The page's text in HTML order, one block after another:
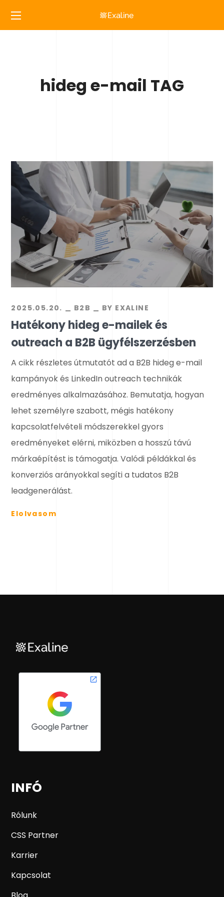
hideg e-mail TAG
2025.05.20. B2B BY EXALINE
Hatékony hideg e-mailek és
outreach a B2B ügyfélszerzésben
A cikk részletes útmutatót ad a B2B hideg e-mail
kampányok és LinkedIn outreach technikák
eredményes alkalmazásához. Bemutatja, hogyan
lehet személyre szabott, mégis hatékony
kapcsolatfelvételi módszerekkel gyors
eredményeket elérni, miközben a hosszú távú
márkaépítést is támogatja. Valódi példákkal és
konverziós arányokkal segíti a tudatos B2B
leadgenerálást.
Elolvasom
INFÓ
Rólunk
CSS Partner
Karrier
Kapcsolat